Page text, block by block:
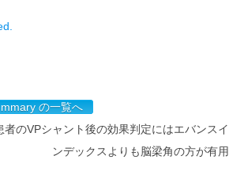
の一覧へ
者のVPシャント後の効果判定にはエバンスイ
ンデックスよりも脳梁角の方が有用